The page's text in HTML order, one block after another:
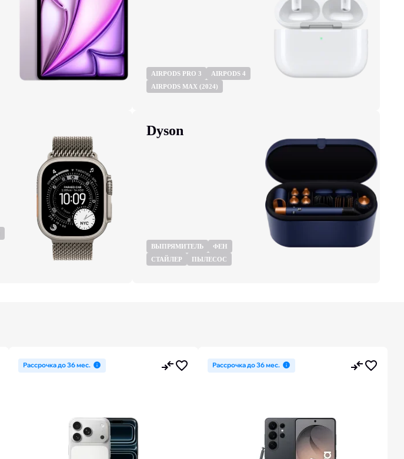
AIRPODS PRO 3
AIRPODS 4
AIRPODS MAX (2024)
Dyson
ВЫПРЯМИТЕЛЬ
ФЕН
СТАЙЛЕР
ПЫЛЕСОС
Рассрочка до 36 мес. Рассрочка до 36 мес.